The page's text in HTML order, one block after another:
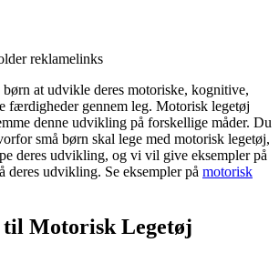
reklamelinks
at udvikle deres motoriske, kognitive,
færdigheder gennem leg. Motorisk legetøj
denne udvikling på forskellige måder. Du
små børn skal lege med motorisk legetøj,
deres udvikling, og vi vil give eksempler på
deres udvikling. Se eksempler på motorisk
Motorisk Legetøj